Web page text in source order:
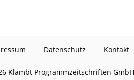
Datenschutz Kontakt
Klambt Programmzeitschriften GmbH